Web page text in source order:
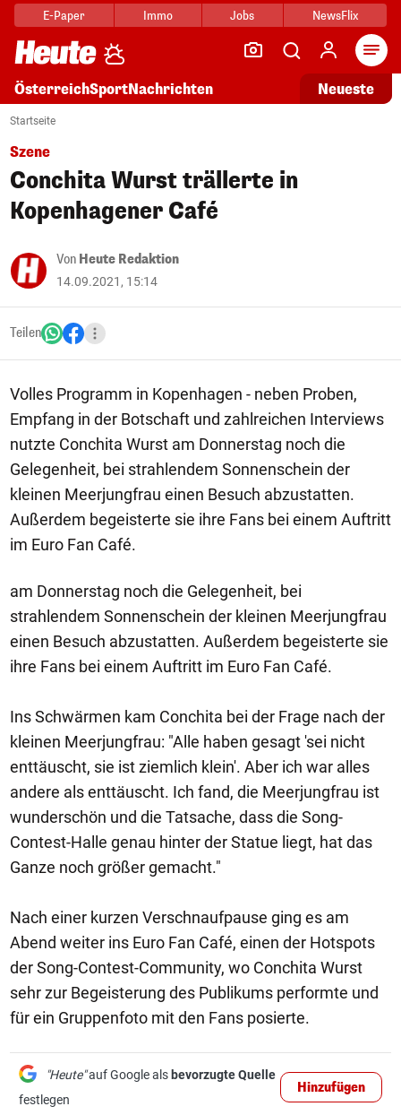
E-Paper Immo Jobs NewsFlix
ÖsterreichSportNachrichten Neueste
Startseite
Szene
Conchita Wurst trällerte in
Kopenhagener Café
Von Heute Redaktion
14.09.2021, 15:14
Teilen
Volles Programm in Kopenhagen - neben Proben,
Empfang in der Botschaft und zahlreichen Interviews
nutzte Conchita Wurst am Donnerstag noch die
Gelegenheit, bei strahlendem Sonnenschein der
kleinen Meerjungfrau einen Besuch abzustatten.
Außerdem begeisterte sie ihre Fans bei einem Auftritt
im Euro Fan Café.
am Donnerstag noch die Gelegenheit, bei
strahlendem Sonnenschein der kleinen Meerjungfrau
einen Besuch abzustatten. Außerdem begeisterte sie
ihre Fans bei einem Auftritt im Euro Fan Café.
Ins Schwärmen kam Conchita bei der Frage nach der
kleinen Meerjungfrau: "Alle haben gesagt 'sei nicht
enttäuscht, sie ist ziemlich klein'. Aber ich war alles
andere als enttäuscht. Ich fand, die Meerjungfrau ist
wunderschön und die Tatsache, dass die Song-
Contest-Halle genau hinter der Statue liegt, hat das
Ganze noch größer gemacht."
Nach einer kurzen Verschnaufpause ging es am
Abend weiter ins Euro Fan Café, einen der Hotspots
der Song-Contest-Community, wo Conchita Wurst
sehr zur Begeisterung des Publikums performte und
für ein Gruppenfoto mit den Fans posierte.
"Heute"auf Google als bevorzugte Quelle
festlegen
Hinzufügen